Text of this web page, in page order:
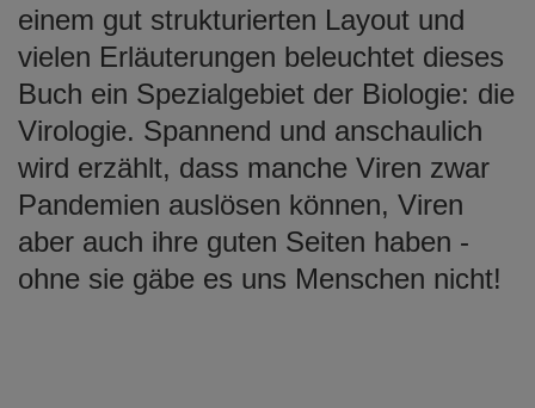
einem gut strukturierten Layout und
vielen Erläuterungen beleuchtet dieses
Buch ein Spezialgebiet der Biologie: die
Virologie. Spannend und anschaulich
wird erzählt, dass manche Viren zwar
Pandemien auslösen können, Viren
aber auch ihre guten Seiten haben -
ohne sie gäbe es uns Menschen nicht!